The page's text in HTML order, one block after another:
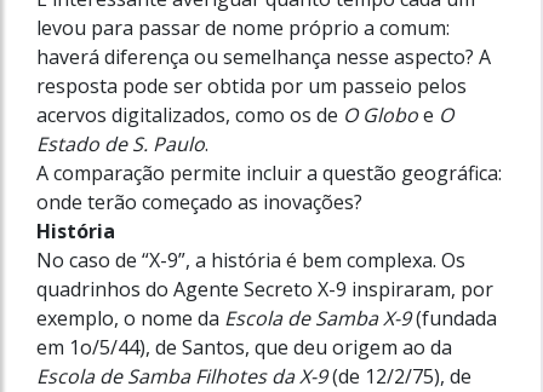
levou para passar de nome próprio a comum:
haverá diferença ou semelhança nesse aspecto? A
resposta pode ser obtida por um passeio pelos
acervos digitalizados, como os de O Globoe O
Estado de S. Paulo.
A comparação permite incluir a questão geográfica:
onde terão começado as inovações?
História
No caso de “X-9”, a história é bem complexa. Os
quadrinhos do Agente Secreto X-9 inspiraram, por
exemplo, o nome da Escola de Samba X-9(fundada
em 1o/5/44), de Santos, que deu origem ao da
Escola de Samba Filhotes da X-9(de 12/2/75), de